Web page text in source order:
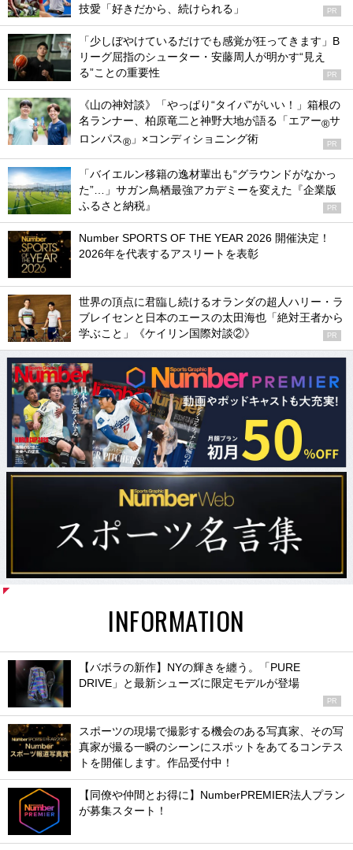
技愛「好きだから、続けられる」
PR
「少しぼやけているだけでも感覚が狂ってきます」B
リーグ屈指のシューター・安藤周人が明かす“見え
る”ことの重要性
PR
《山の神対談》「やっぱり“タイパ”がいい！」箱根の
名ランナー、柏原竜二と神野大地が語る「エアー®サ
ロンパス® 」×コンディショニング術 PR
「バイエルン移籍の逸材輩出も“グラウンドがなかっ
た”…」サガン鳥栖最強アカデミーを変えた『企業版
ふるさと納税』
PR
Number SPORTS OF THE YEAR 2026 開催決定！
2026年を代表するアスリートを表彰
世界の頂点に君臨し続けるオランダの超人ハリー・ラ
ブレイセンと日本のエースの太田海也「絶対王者から
学ぶこと」《ケイリン国際対談②》
PR
INFORMATION
【バボラの新作】NYの輝きを纏う。「PURE
DRIVE」と最新シューズに限定モデルが登場
PR
スポーツの現場で撮影する機会のある写真家、その写
真家が撮る一瞬のシーンにスポットをあてるコンテス
トを開催します。作品受付中！
【同僚や仲間とお得に】NumberPREMIER法人プラン
が募集スタート！